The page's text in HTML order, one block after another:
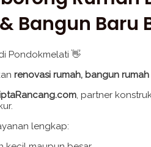
Bangun Baru
Pondokmelati 👋
renovasi rumah, bangun
, partner
lengkap: